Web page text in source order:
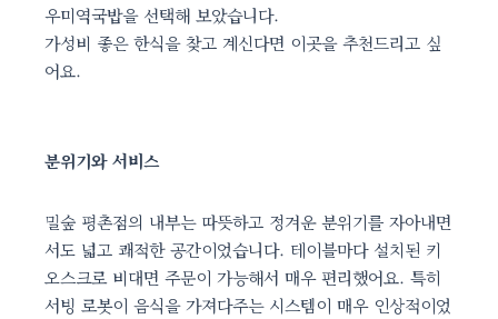
우미역국밥을 선택해 보았습니다.
가성비 좋은 한식을 찾고 계신다면 이곳을 추천드리고 싶
어요.
분위기와 서비스
밀숲 평촌점의 내부는 따뜻하고 정겨운 분위기를 자아내면
서도 넓고 쾌적한 공간이었습니다. 테이블마다 설치된 키
오스크로 비대면 주문이 가능해서 매우 편리했어요. 특히
서빙 로봇이 음식을 가져다주는 시스템이 매우 인상적이었